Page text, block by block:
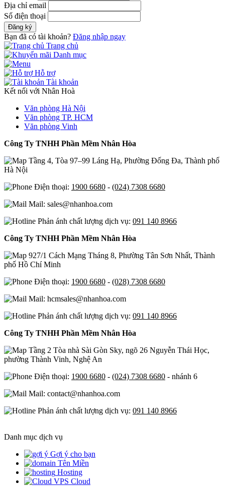
Địa chỉ email
Số điện thoại
Đăng ký
Bạn đã có tài khoản? Đăng nhập ngay
Trang chủ
Danh mục
Hỗ trợ
Tài khoản
Kết nối với Nhân Hoà
Văn phòng Hà Nội
Văn phòng TP. HCM
Văn phòng Vinh
Công Ty TNHH Phần Mềm Nhân Hòa
Tầng 4, Tòa 97–99 Láng Hạ, Phường Đống Đa, Thành phố
Hà Nội
Điện thoại: 1900 6680 - (024) 7308 6680
Mail: sales@nhanhoa.com
Phản ánh chất lượng dịch vụ: 091 140 8966
Công Ty TNHH Phần Mềm Nhân Hòa
927/1 Cách Mạng Tháng 8, Phường Tân Sơn Nhất, Thành
phố Hồ Chí Minh
Điện thoại: 1900 6680 - (028) 7308 6680
Mail: hcmsales@nhanhoa.com
Phản ánh chất lượng dịch vụ: 091 140 8966
Công Ty TNHH Phần Mềm Nhân Hòa
Tầng 2 Tòa nhà Sài Gòn Sky, ngõ 26 Nguyễn Thái Học,
phường Thành Vinh, Nghệ An
Điện thoại: 1900 6680 - (024) 7308 6680 - nhánh 6
Mail: contact@nhanhoa.com
Phản ánh chất lượng dịch vụ: 091 140 8966
Danh mục dịch vụ
Gợi ý cho bạn
Tên Miền
Hosting
Cloud